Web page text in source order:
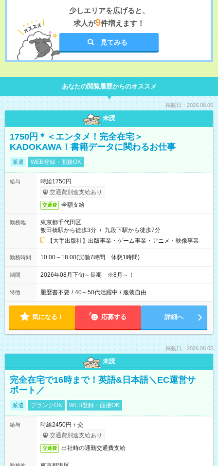
少しエリアを広げると、
求人が9件増えます！
見てみる
あなたの閲覧履歴からのオススメ
掲載日：2026.08.06
未読
1750円＊＜エンタメ！完全在宅＞
KADOKAWA！書籍データに関わるお仕事
派遣 WEB登録・面接OK
給与
時給1750円
交通費別途支給あり
交通費 全額支給
勤務地
東京都千代田区
飯田橋駅から徒歩3分 / 九段下駅から徒歩7分
【大手出版社】出版事業・ゲーム事業・アニメ・映像事業
勤務時間 10:00～18:00(実働7時間 休憩1時間)
期間 2026年08月下旬～長期 ※8月～！
特徴 履歴書不要 / 40～50代活躍中 / 服装自由
気になる！ 応募する 詳細へ
掲載日：2026.08.05
未読
完全在宅で16時まで！英語&日本語＼EC運営サ
ポート／
派遣 ブランクOK WEB登録・面接OK
給与
時給2450円＋交
交通費別途支給あり
交通費 出社時の通勤交通費支給